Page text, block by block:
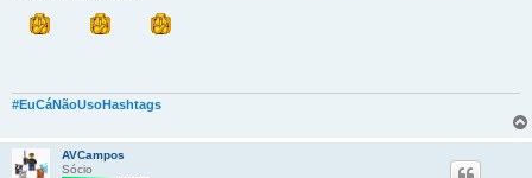
#EuCáNãoUsoHashtags
AVCampos
Sócio